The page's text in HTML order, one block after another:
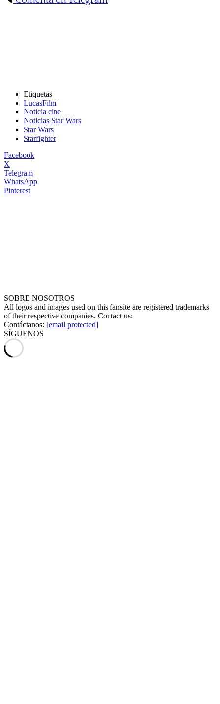
Etiquetas
LucasFilm
Noticia cine
Noticias Star Wars
Star Wars
Starfighter
Facebook
X
Telegram
WhatsApp
Pinterest
SOBRE NOSOTROS
All logos and images used on this fansite are registered trademarks
of their respective companies. Contact us:
Contáctanos: [email protected]
SÍGUENOS